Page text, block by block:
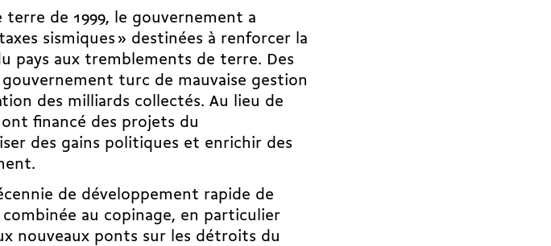
de 1999, le gouvernement a
sismiques » destinées à renforcer la
pays aux tremblements de terre. Des
gouvernement turc de mauvaise gestion
des milliards collectés. Au lieu de
financé des projets du
des gains politiques et enrichir des
de développement rapide de
au copinage, en particulier
nouveaux ponts sur les détroits du